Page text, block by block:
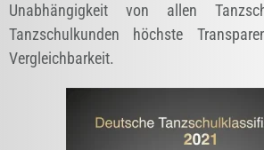
Unabhängigkeit von allen
Tanzschulkunden höchste
Vergleichbarkeit.